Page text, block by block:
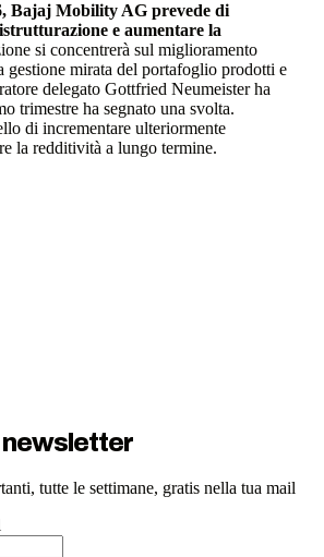
Bajaj Mobility AG prevede di
e aumentare la
si concentrerà sul miglioramento
gestione mirata del portafoglio prodotti e
delegato Gottfried Neumeister ha
trimestre ha segnato una svolta.
di incrementare ulteriormente
la redditività a lungo termine.
newsletter
tutte le settimane, gratis nella tua mail